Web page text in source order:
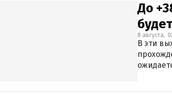
До
8 августа,
В эти